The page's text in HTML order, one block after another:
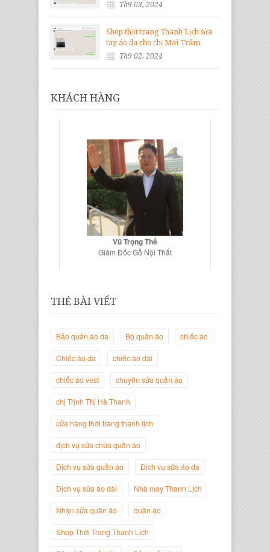
Th9 03, 2024
Shop thời trang Thanh Lịch sửa
tay áo da cho chị Mai Trâm
Th9 02, 2024
KHÁCH HÀNG
Vũ Trọng Thế
Giám Đốc Gỗ Nội Thất
Trịnh Thị Hà Thanh
Trang Thanh Lịch
THẺ BÀI VIẾT
Bảo quản áo da Bộ quần áo chiếc áo
Chiếc áo da chiếc áo dài
chiếc áo vest chuyên sửa quần áo
chị Trịnh Thị Hà Thanh
cửa hàng thời trang thanh lịch
dịch vụ sửa chữa quần áo
Dịch vụ sửa quần áo Dịch vụ sửa áo da
Dịch vụ sửa áo dài Nhà may Thanh Lịch
Nhận sửa quần áo quần áo
Shop Thời Trang Thanh Lịch